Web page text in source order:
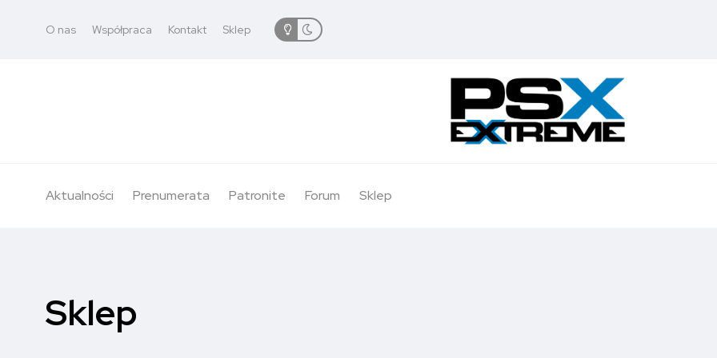
O nas Współpraca Kontakt Sklep
Aktualności Prenumerata Patronite Forum Sklep
Sklep